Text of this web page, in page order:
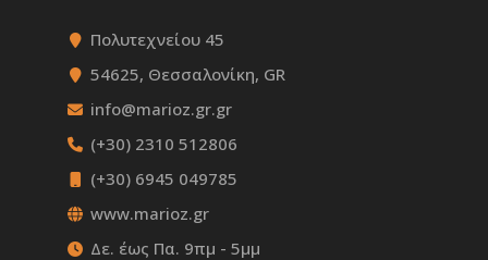
Πολυτεχνείου 45
54625, Θεσσαλονίκη, GR
info@marioz.gr.gr
(+30) 2310 512806
(+30) 6945 049785
www.marioz.gr
Δε. έως Πα. 9πμ - 5μμ